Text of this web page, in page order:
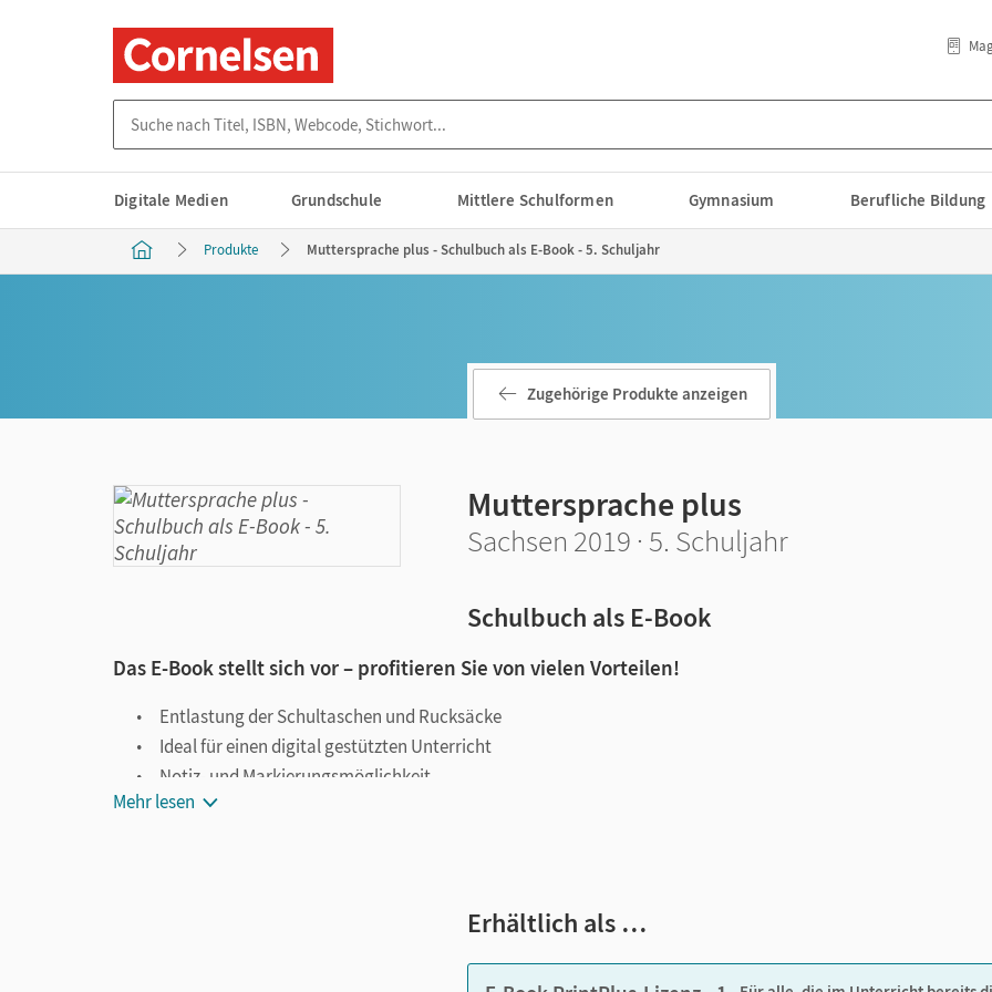
Digitale Medien Grundschule Mittlere Schulformen Gymnasium Berufliche Bildung
Produkte Muttersprache plus - Schulbuch als E-Book - 5. Schuljahr
Zugehörige Produkte anzeigen
Muttersprache plus
Sachsen 2019 · 5. Schuljahr
Schulbuch als E-Book
Das E-Book stellt sich vor – profitieren Sie von vielen Vorteilen!
Entlastung der Schultaschen und Rucksäcke
Ideal für einen digital gestützten Unterricht
Notiz- und Markierungsmöglichkeit
Jederzeit unkompliziert verfügbar
Mehr lesen
Erhältlich als …